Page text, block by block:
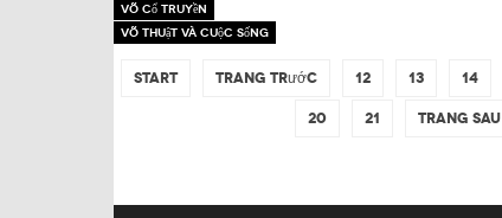
Võ Cổ Truyền
Võ thuật và Cuộc sống
Start Trang trước 12 13 14
20 21 Trang sau